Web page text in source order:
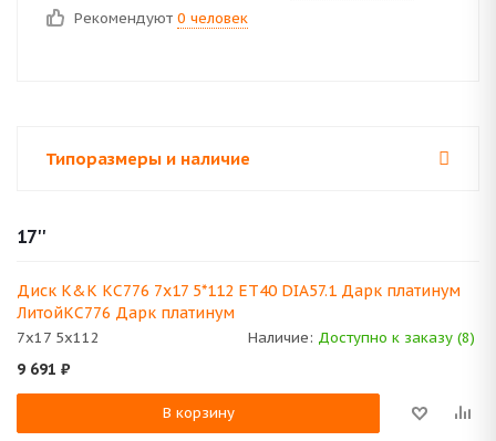
Рекомендуют 0 человек
Типоразмеры и наличие
17''
Диск K&K КС776 7x17 5*112 ET40 DIA57.1 Дарк платинум
ЛитойКС776 Дарк платинум
7x17 5x112 Наличие: Доступно к заказу (8)
9 691 ₽
В корзину